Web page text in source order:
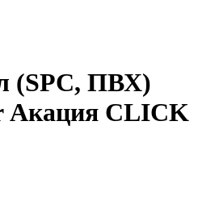
(SPC, ПВХ)
Акация CLICK